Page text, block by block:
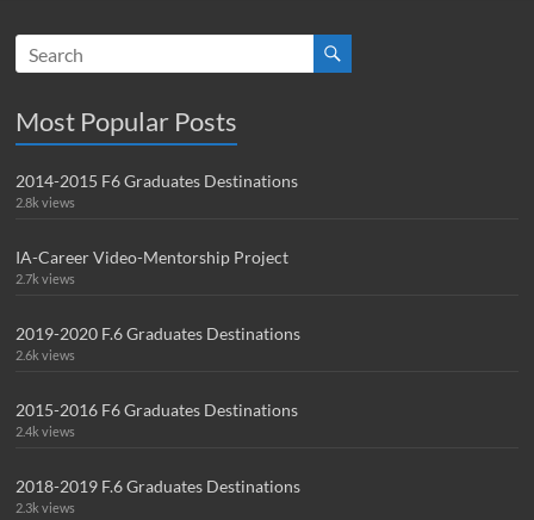
Most Popular Posts
2014-2015 F6 Graduates Destinations
2.8k views
IA-Career Video-Mentorship Project
2.7k views
2019-2020 F.6 Graduates Destinations
2.6k views
2015-2016 F6 Graduates Destinations
2.4k views
2018-2019 F.6 Graduates Destinations
2.3k views